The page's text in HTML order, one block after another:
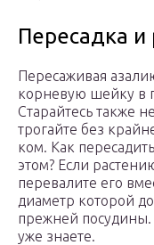
Пересадка
Пересаживая
корневую шейку в
Старайтесь также
трогайте без
ком. Как
этом? Если
перевалите его
диаметр которой
прежней посудины.
уже знаете.